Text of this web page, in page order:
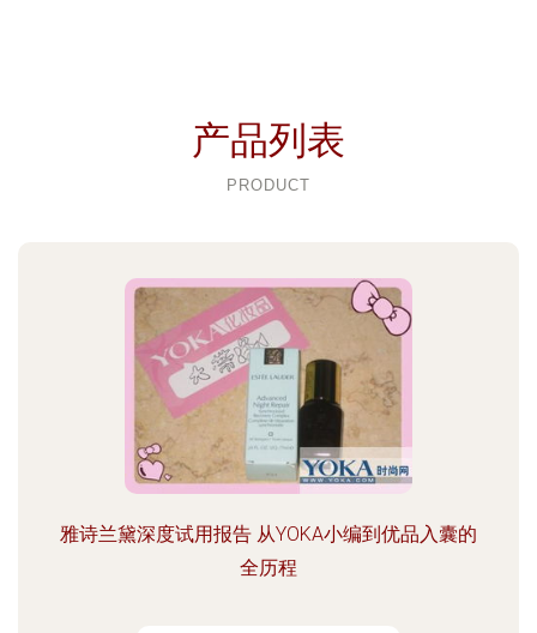
产品列表
PRODUCT
雅诗兰黛深度试用报告 从YOKA小编到优品入囊的
全历程